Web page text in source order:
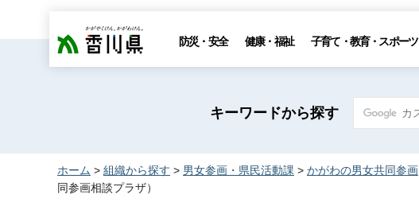
香川県 防災・安全 健康・福祉 子育て・教育・スポーツ
キーワードから探す
ホーム > 組織から探す > 男女参画・県民活動課 > かがわの男女共同参画
同参画相談プラザ）